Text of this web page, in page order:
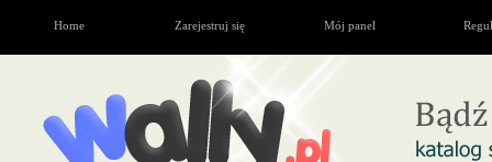
Home Zarejestruj się Mój panel